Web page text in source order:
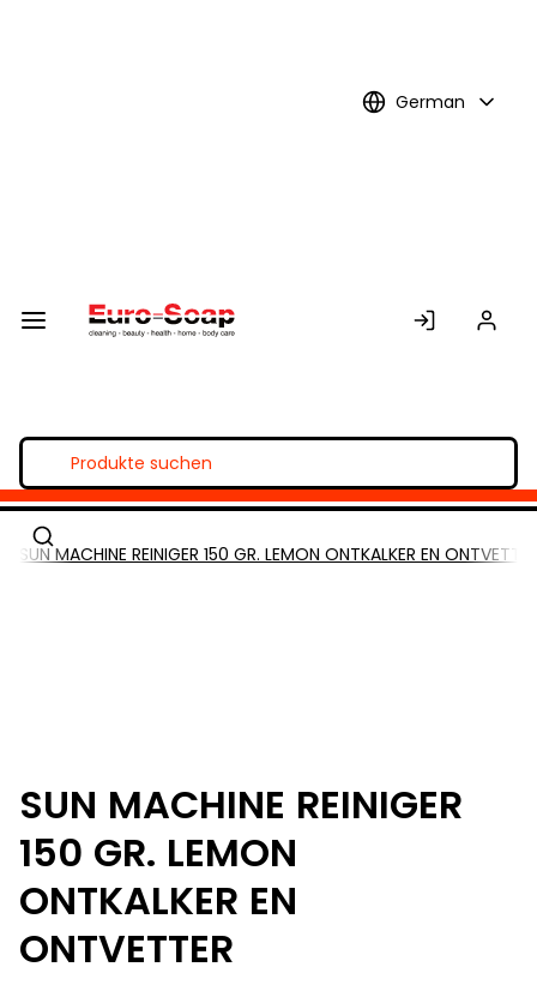
German
SUN MACHINE REINIGER 150 GR. LEMON ONTKALKER EN
SUN MACHINE REINIGER
150 GR. LEMON
ONTKALKER EN
ONTVETTER